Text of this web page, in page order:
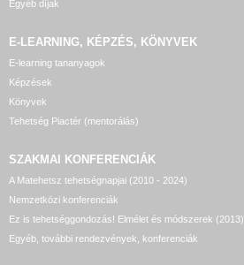
Egyéb díjak
E-LEARNING, KÉPZÉS, KÖNYVEK
E-learning tananyagok
Képzések
Könyvek
Tehetség Piactér (mentorálás)
SZAKMAI KONFERENCIÁK
A Matehetsz tehetségnapjai (2010 - 2024)
Nemzetközi konferenciák
Ez is tehetséggondozás! Elmélet és módszerek (2013)
Egyéb, további rendezvények, konferenciák